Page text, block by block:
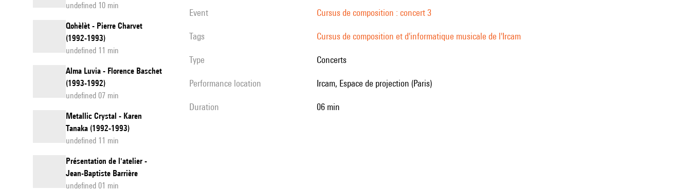
undefined 10 min
Qohèlèt - Pierre Charvet
(1992-1993)
undefined 11 min
Alma Luvia - Florence Baschet
(1993-1992)
undefined 07 min
Metallic Crystal - Karen
Tanaka (1992-1993)
undefined 11 min
Présentation de l'atelier -
Jean-Baptiste Barrière
undefined 01 min
event Cursus de composition : concert 3
Tags Cursus de composition et d'informatique musicale de l'Ircam
Type Concerts
performance location Ircam, Espace de projection (Paris)
duration 06 min